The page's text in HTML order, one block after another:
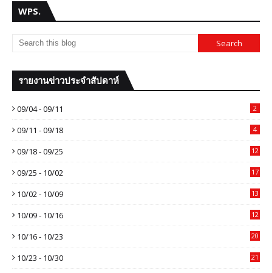
WPS.
รายงานข่าวประจำสัปดาห์
09/04 - 09/11 2
09/11 - 09/18 4
09/18 - 09/25 12
09/25 - 10/02 17
10/02 - 10/09 13
10/09 - 10/16 12
10/16 - 10/23 20
10/23 - 10/30 21